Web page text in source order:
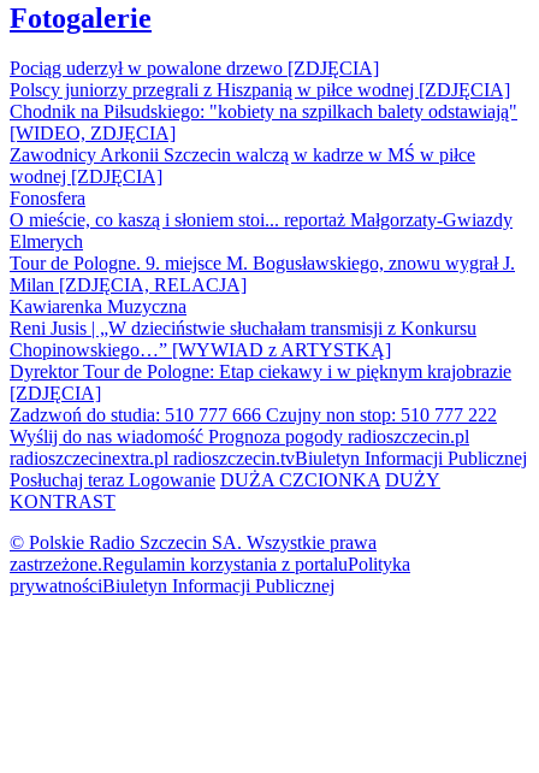
Fotogalerie
Pociąg uderzył w powalone drzewo [ZDJĘCIA]
Polscy juniorzy przegrali z Hiszpanią w piłce wodnej [ZDJĘCIA]
Chodnik na Piłsudskiego: "kobiety na szpilkach balety odstawiają"
[WIDEO, ZDJĘCIA]
Zawodnicy Arkonii Szczecin walczą w kadrze w MŚ w piłce
wodnej [ZDJĘCIA]
Fonosfera
O mieście, co kaszą i słoniem stoi... reportaż Małgorzaty-Gwiazdy
Elmerych
Tour de Pologne. 9. miejsce M. Bogusławskiego, znowu wygrał J.
Milan [ZDJĘCIA, RELACJA]
Kawiarenka Muzyczna
Reni Jusis | „W dzieciństwie słuchałam transmisji z Konkursu
Chopinowskiego…” [WYWIAD z ARTYSTKĄ]
Dyrektor Tour de Pologne: Etap ciekawy i w pięknym krajobrazie
[ZDJĘCIA]
Zadzwoń do studia: 510 777 666 Czujny non stop: 510 777 222
Wyślij do nas wiadomość Prognoza pogody radioszczecin.pl
radioszczecinextra.pl radioszczecin.tvBiuletyn Informacji Publicznej
Posłuchaj teraz Logowanie DUŻA CZCIONKA DUŻY
KONTRAST
© Polskie Radio Szczecin SA. Wszystkie prawa
zastrzeżone.Regulamin korzystania z portaluPolityka
prywatnościBiuletyn Informacji Publicznej